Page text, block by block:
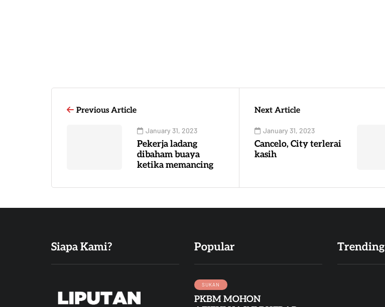
Previous Article
January 31, 2023
Pekerja ladang
dibaham buaya
ketika memancing
Next Article
January 31, 2023
Cancelo, City terlerai
kasih
Siapa Kami? Popular
SUKAN
PKBM MOHON
Trending